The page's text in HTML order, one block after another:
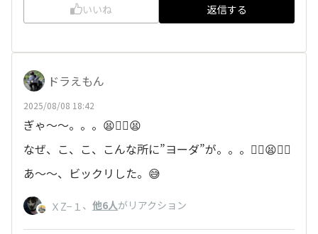
いいね 返信する
ドラえもん
2025/08/08 18:42
ぎゃ～～。。。😫😵‍💫😫
なぜ、こ、こ、こんな所に”ヨーダ”が。。。😵‍💫😫😵‍💫
あ～〜、ビックリした。😅
ＸZ−１ 、 他6人がリアクション